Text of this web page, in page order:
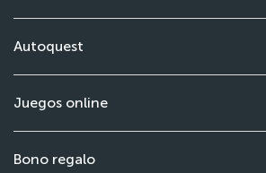
Autoquest
Juegos online
Bono regalo